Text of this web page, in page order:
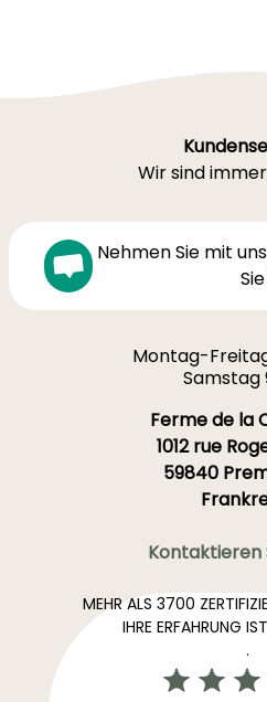
Wir sind
Nehmen Sie mit
Montag-
Samstag
Ferme de la
1012 rue
59840
Kontaktieren
MEHR ALS 3700
IHRE ERFAHRUNG
.